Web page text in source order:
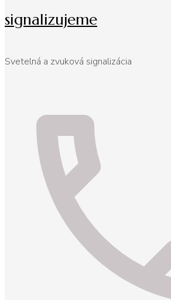
signalizujeme
Svetelná a zvuková signalizácia